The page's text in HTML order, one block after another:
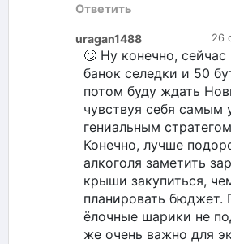
Ответить
26
uragan1488
🙄 Ну конечно,
банок селедки и 50
потом буду ждать
чувствуя себя самым
гениальным
Конечно, лучше
алкоголя заметить
крыши закупиться,
планировать бюджет.
ёлочные шарики не
же очень важно для